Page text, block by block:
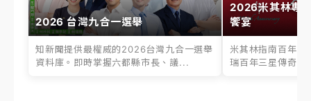
2026 台灣九合一選舉
知新聞提供最權威的2026台灣九合一選舉
資料庫。即時掌握六都縣市長、議...
2026米其林專
饗宴
米其林指南百年之
瑞百年三星傳奇、